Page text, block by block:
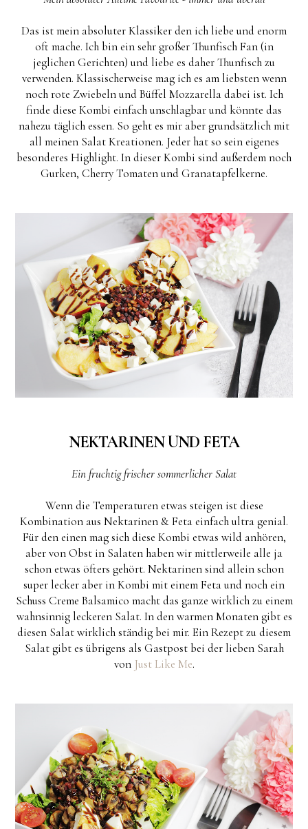
Das ist mein absoluter Klassiker den ich liebe und enorm
oft mache. Ich bin ein sehr großer Thunfisch Fan (in
jeglichen Gerichten) und liebe es daher Thunfisch zu
verwenden. Klassischerweise mag ich es am liebsten wenn
noch rote Zwiebeln und Büffel Mozzarella dabei ist. Ich
finde diese Kombi einfach unschlagbar und könnte das
nahezu täglich essen. So geht es mir aber grundsätzlich mit
all meinen Salat Kreationen. Jeder hat so sein eigenes
besonderes Highlight. In dieser Kombi sind außerdem noch
Gurken, Cherry Tomaten und Granatapfelkerne.
NEKTARINEN UND FETA
Ein fruchtig frischer sommerlicher Salat
Wenn die Temperaturen etwas steigen ist diese
Kombination aus Nektarinen & Feta einfach ultra genial.
Für den einen mag sich diese Kombi etwas wild anhören,
aber von Obst in Salaten haben wir mittlerweile alle ja
schon etwas öfters gehört. Nektarinen sind allein schon
super lecker aber in Kombi mit einem Feta und noch ein
Schuss Creme Balsamico macht das ganze wirklich zu einem
wahnsinnig leckeren Salat. In den warmen Monaten gibt es
diesen Salat wirklich ständig bei mir. Ein Rezept zu diesem
Salat gibt es übrigens als Gastpost bei der lieben Sarah
von Just Like Me.